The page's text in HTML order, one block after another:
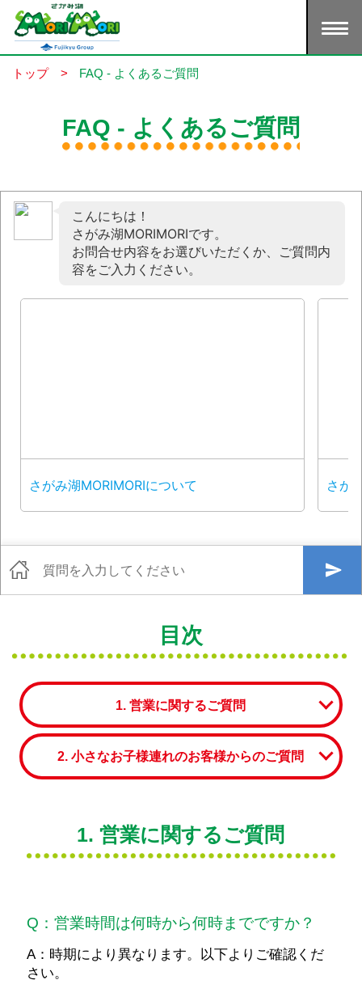
トップ > FAQ - よくあるご質問
FAQ - よくあるご質問
目次
1. 営業に関するご質問
2. 小さなお子様連れのお客様からのご質問
1. 営業に関するご質問
Q：営業時間は何時から何時までですか？
A：時期により異なります。以下よりご確認くだ
さい。